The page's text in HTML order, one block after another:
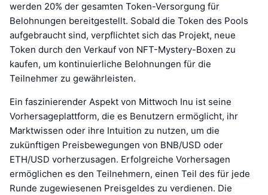
werden 20% der gesamten Token-Versorgung für
Belohnungen bereitgestellt. Sobald die Token des Pools
aufgebraucht sind, verpflichtet sich das Projekt, neue
Token durch den Verkauf von NFT-Mystery-Boxen zu
kaufen, um kontinuierliche Belohnungen für die
Teilnehmer zu gewährleisten.
Ein faszinierender Aspekt von Mittwoch Inu ist seine
Vorhersageplattform, die es Benutzern ermöglicht, ihr
Marktwissen oder ihre Intuition zu nutzen, um die
zukünftigen Preisbewegungen von BNB/USD oder
ETH/USD vorherzusagen. Erfolgreiche Vorhersagen
ermöglichen es den Teilnehmern, einen Teil des für jede
Runde zugewiesenen Preisgeldes zu verdienen. Die